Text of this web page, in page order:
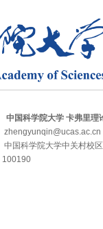
国科学院大学 卡弗里理
zhengyunqin@ucas.ac.cn
中国科学院大学中关村校
100190